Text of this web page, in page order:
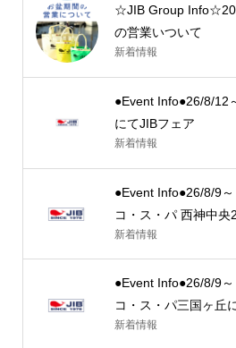
☆JIB Group
の営業いついて
新着情報
●Event Info●26/8/12
にてJIBフェア
新着情報
●Event Info●26/8/9
コ・ス・パ 西神中央
新着情報
●Event Info●26/8/9
コ・ス・パ三国ヶ丘
新着情報